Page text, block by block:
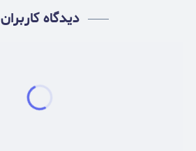
دیدگاه کاربران